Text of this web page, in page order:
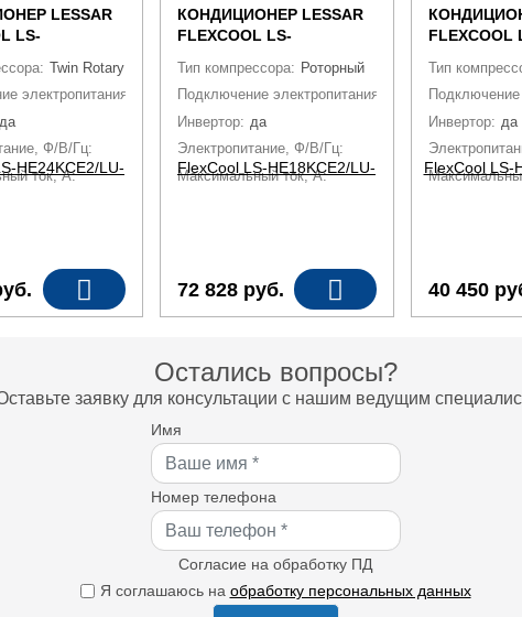
LESSAR
LS-
Twin Rotary
электропитания:
К наружному блоку
да
Ф/В/Гц:
ток, А: 11,1(1,4-15) / 10,3(1,3~13,7)
КОНДИЦИОНЕР LESSAR
FLEXCOOL LS-
Тип компрессора: Роторный
Подключение электропитания:
К наружному блоку
Инвертор: да
Электропитание, Ф/В/Гц:
Максимальный ток, А: 6,7(0,7-9,8) / 7,8(0,95-10,2)
72 828 руб.
FLEXCOOL
HE12KCE2A
Тип
Подключение
Инвертор: да
40 450
Остались вопросы?
заявку для консультации с нашим ведущим
Имя
Номер телефона
Согласие на обработку ПД
Я соглашаюсь на обработку персональных данных